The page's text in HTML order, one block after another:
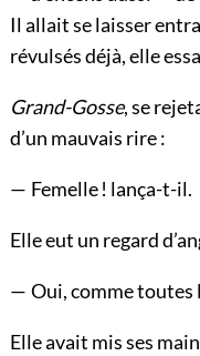
Il allait se laisser
révulsés déjà, elle
Grand-Gosse, se
d’un mauvais rire :
— Femelle ! lança-t-il.
Elle eut un regard
— Oui, comme toutes
Elle avait mis ses